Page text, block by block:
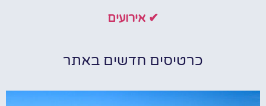
✔ אירועים
כרטיסים חדשים באתר